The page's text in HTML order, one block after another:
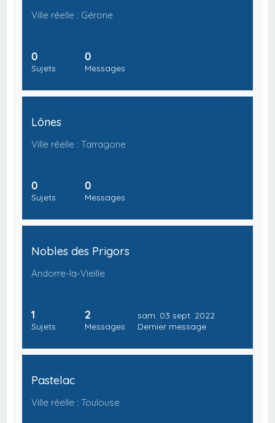
Ville réelle : Gérone
0
Sujets
0
Messages
Lônes
Ville réelle : Tarragone
0
Sujets
0
Messages
Nobles des Prigors
Andorre-la-Vieille
1
Sujets
2
Messages
sam. 03 sept. 2022
Dernier message
Pastelac
Ville réelle : Toulouse